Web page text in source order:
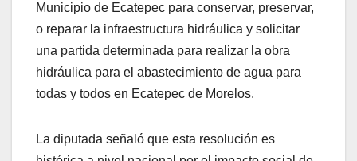
Municipio de Ecatepec para conservar, preservar,
o reparar la infraestructura hidráulica y solicitar
una partida determinada para realizar la obra
hidráulica para el abastecimiento de agua para
todas y todos en Ecatepec de Morelos.
La diputada señaló que esta resolución es